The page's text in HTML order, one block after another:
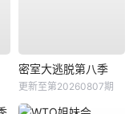
密室大逃脱第八季
更新至第20260807期